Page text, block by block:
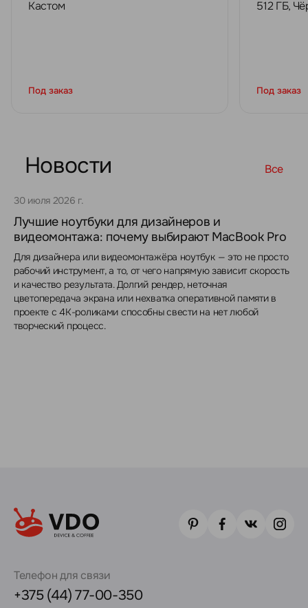
Кастом
Под заказ
512 ГБ,
Под заказ
Новости Все
30 июля 2026 г.
Лучшие ноутбуки для дизайнеров и
видеомонтажа: почему выбирают MacBook Pro
Для дизайнера или видеомонтажёра ноутбук — это не просто
рабочий инструмент, а то, от чего напрямую зависит скорость
и качество результата. Долгий рендер, неточная
цветопередача экрана или нехватка оперативной памяти в
проекте с 4K-роликами способны свести на нет любой
творческий процесс.
Телефон для связи
+375 (44) 77-00-350